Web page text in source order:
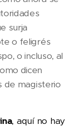
surja
o feligrés
o incluso, al
dicen
de magisterio
, aquí no hay